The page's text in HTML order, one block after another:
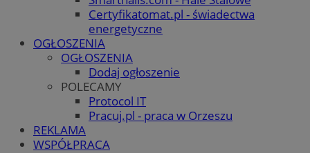
Certyfikatomat.pl - świadectwa
energetyczne
OGŁOSZENIA
OGŁOSZENIA
Dodaj ogłoszenie
POLECAMY
Protocol IT
Pracuj.pl - praca w Orzeszu
REKLAMA
WSPÓŁPRACA